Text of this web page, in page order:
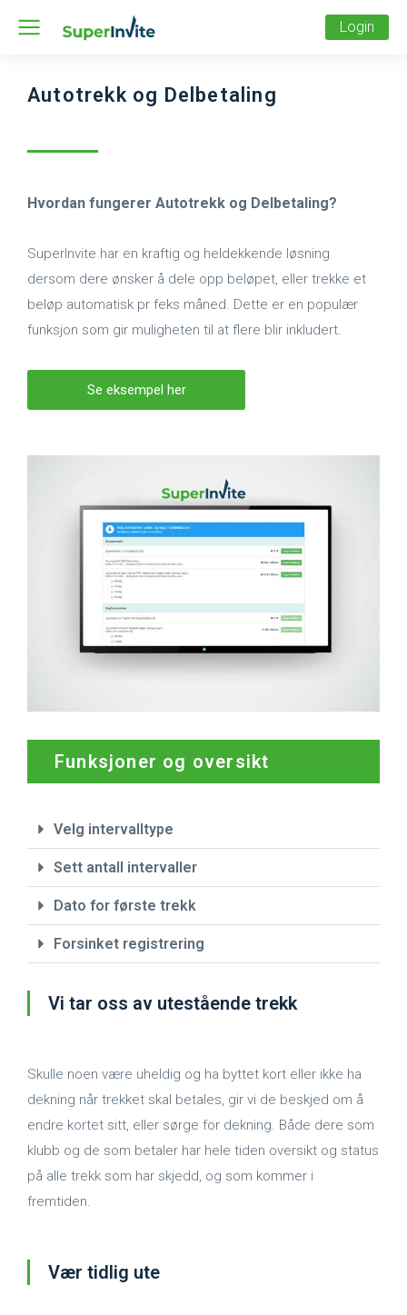
Login
Autotrekk og Delbetaling
Hvordan fungerer Autotrekk og Delbetaling?
SuperInvite har en kraftig og heldekkende løsning
dersom dere ønsker å dele opp beløpet, eller trekke et
beløp automatisk pr feks måned. Dette er en populær
funksjon som gir muligheten til at flere blir inkludert.
Se eksempel her
Funksjoner og oversikt
Velg intervalltype
Sett antall intervaller
Dato for første trekk
Forsinket registrering
Vi tar oss av utestående trekk
Skulle noen være uheldig og ha byttet kort eller ikke ha
dekning når trekket skal betales, gir vi de beskjed om å
endre kortet sitt, eller sørge for dekning. Både dere som
klubb og de som betaler har hele tiden oversikt og status
på alle trekk som har skjedd, og som kommer i
fremtiden.
Vær tidlig ute